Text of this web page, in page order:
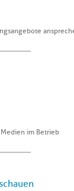
im Betrieb